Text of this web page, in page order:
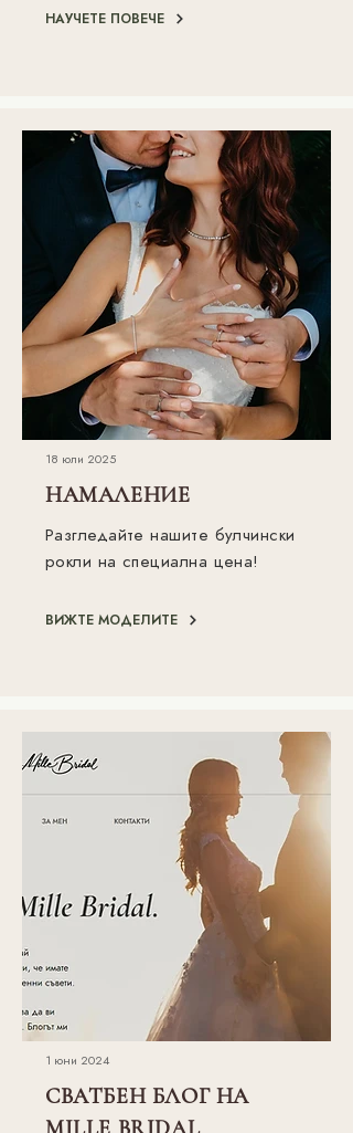
НАУЧЕТЕ ПОВЕЧЕ
18 юли 2025
НАМАЛЕНИЕ
Разгледайте нашите булчински
рокли на специална цена!
ВИЖТЕ МОДЕЛИТЕ
1 юни 2024
СВАТБЕН БЛОГ НА